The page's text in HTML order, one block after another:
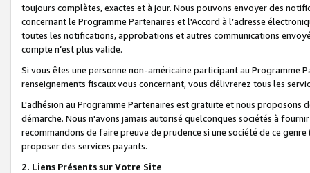
toujours complètes, exactes et à jour. Nous pouvons envoyer des
concernant le Programme Partenaires et l'Accord à l’adresse
toutes les notifications, approbations et autres communications
compte n’est plus valide.
Si vous êtes une personne non-américaine participant au
renseignements fiscaux vous concernant, vous délivrerez tous les
L'adhésion au Programme Partenaires est gratuite et nous proposons
démarche. Nous n'avons jamais autorisé quelconques sociétés à
recommandons de faire preuve de prudence si une société de ce
proposer des services payants.
2. Liens Présents sur Votre Site